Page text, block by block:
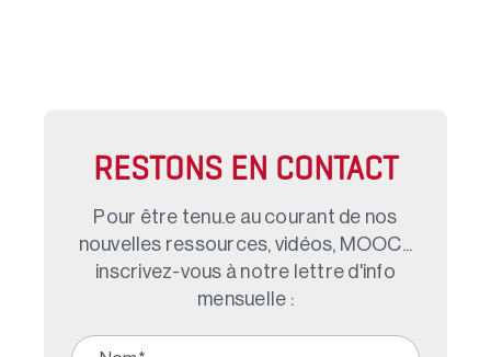
RESTONS EN CONTACT
Pour être tenu.e au courant de nos
nouvelles ressources, vidéos, MOOC...
inscrivez-vous à notre lettre d'info
mensuelle :